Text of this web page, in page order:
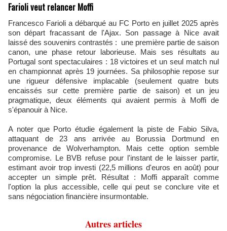
Farioli veut relancer Moffi
Francesco Farioli a débarqué au FC Porto en juillet 2025 après
son départ fracassant de l'Ajax. Son passage à Nice avait
laissé des souvenirs contrastés : une première partie de saison
canon, une phase retour laborieuse. Mais ses résultats au
Portugal sont spectaculaires : 18 victoires et un seul match nul
en championnat après 19 journées. Sa philosophie repose sur
une rigueur défensive implacable (seulement quatre buts
encaissés sur cette première partie de saison) et un jeu
pragmatique, deux éléments qui avaient permis à Moffi de
s'épanouir à Nice.
A noter que Porto étudie également la piste de Fabio Silva,
attaquant de 23 ans arrivée au Borussia Dortmund en
provenance de Wolverhampton. Mais cette option semble
compromise. Le BVB refuse pour l'instant de le laisser partir,
estimant avoir trop investi (22,5 millions d'euros en août) pour
accepter un simple prêt. Résultat : Moffi apparaît comme
l'option la plus accessible, celle qui peut se conclure vite et
sans négociation financière insurmontable.
Autres articles